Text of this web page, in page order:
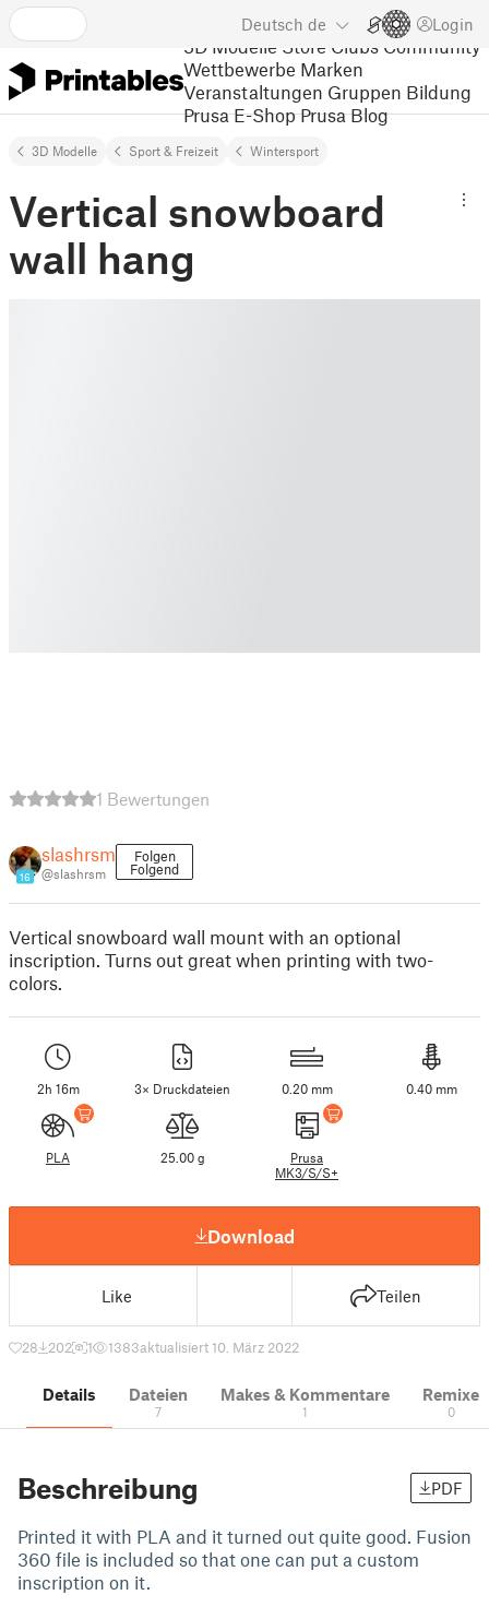
Deutsch de Login
3D Modelle Store Clubs Community
Wettbewerbe Marken
Veranstaltungen Gruppen Bildung
Prusa E-Shop Prusa Blog
3D Modelle Sport & Freizeit Wintersport
Vertical snowboard
wall hang
1 Bewertungen
16
slashrsm
@slashrsm
Folgen
Folgend
Vertical snowboard wall mount with an optional
inscription. Turns out great when printing with two-
colors.
2h 16m 3× Druckdateien 0.20 mm 0.40 mm
PLA 25.00 g
Prusa
MK3/S/S+
Download
Like Teilen
28 202 1 1383aktualisiert 10. März 2022
Details Dateien
7
Makes & Kommentare
1
Remixe
0
Beschreibung PDF
Printed it with PLA and it turned out quite good. Fusion
360 file is included so that one can put a custom
inscription on it.